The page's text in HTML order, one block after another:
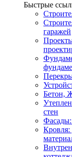
Быстрые
гаражей
Бетон,
стен
Фасады:
Кровля: